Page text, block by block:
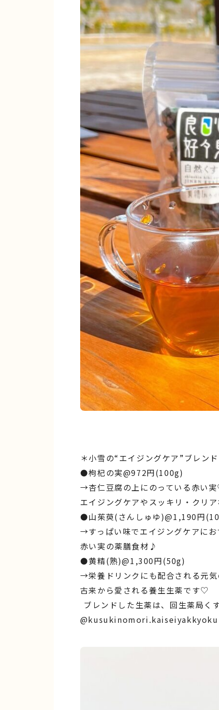
＊小雪の“エイジングケア”ブレン
⚫枸杞の実@972円(100g)
→杏仁豆腐の上にのっている赤い
エイジングケアやスッキリ・クリ
⚫山茱萸(さんしゅゆ)@1,190円
→すっぱい味でエイジングケアに
赤い実の薬膳食材♪
⚫黄精(熟)@1,300円(50g)
→︎栄養ドリンクにも配合される元
古来から愛される養生生薬です♡
ブレンドした生薬は、回生薬局く
@kusukinomori.kaiseiyakkyoku